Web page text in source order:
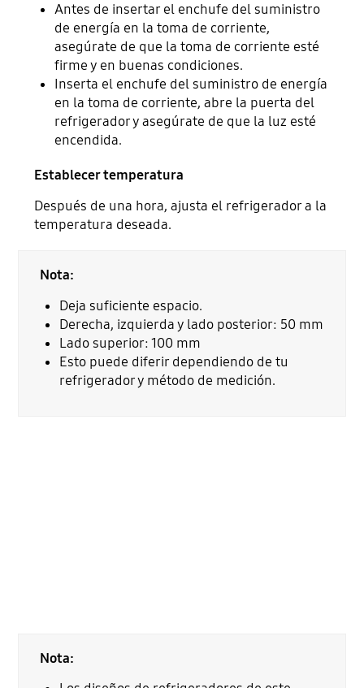
Antes de insertar el enchufe del suministro
de energía en la toma de corriente,
asegúrate de que la toma de corriente esté
firme y en buenas condiciones.
Inserta el enchufe del suministro de energía
en la toma de corriente, abre la puerta del
refrigerador y asegúrate de que la luz esté
encendida.
Establecer temperatura
Después de una hora, ajusta el refrigerador a la
temperatura deseada.
Nota:
Deja suficiente espacio.
Derecha, izquierda y lado posterior: 50 mm
Lado superior: 100 mm
Esto puede diferir dependiendo de tu
refrigerador y método de medición.
Nota: